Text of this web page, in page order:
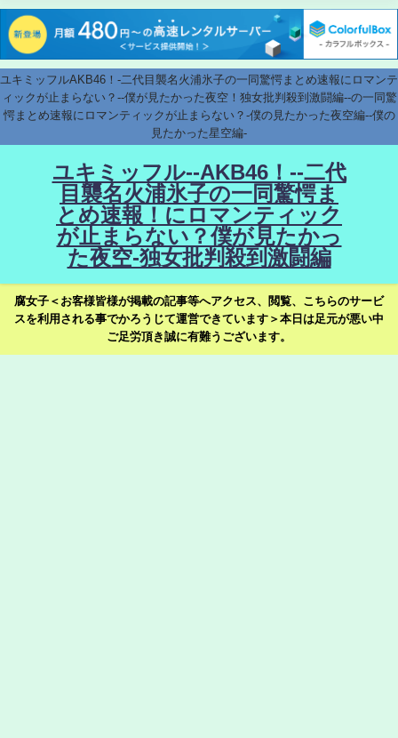
ユキミッフルAKB46！-二代目襲名火浦氷子の一同驚愕まとめ速報にロマンテ
ィックが止まらない？--僕が見たかった夜空！独女批判殺到激闘編--の一同驚
愕まとめ速報にロマンティックが止まらない？-僕の見たかった夜空編--僕の
見たかった星空編-
ユキミッフル--AKB46！--二代
目襲名火浦氷子の一同驚愕ま
とめ速報！にロマンティック
が止まらない？僕が見たかっ
た夜空-独女批判殺到激闘編
腐女子＜お客様皆様が掲載の記事等へアクセス、閲覧、こちらのサービ
スを利用される事でかろうじて運営できています＞本日は足元が悪い中
ご足労頂き誠に有難うございます。